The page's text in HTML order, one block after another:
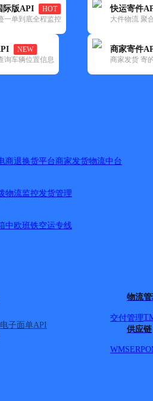
际版API
HOT
一单到底全程监控
NEW
询车辆位置信息
快运寄件
大件物流 聚
商家寄件
商家发货 寄
商退换货平台商家发货物流中台
物流监控发货管理
中欧班铁空运专线
电子面单API
物流
交付管理
供应链
WMSERP
：晋江市 ✕ 清空已选
建省泉州市晋江市灵安路175号
号
详情